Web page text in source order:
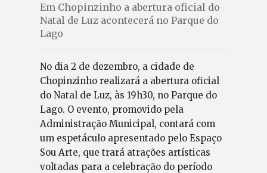
Em Chopinzinho a abertura oficial do
Natal de Luz acontecerá no Parque do
Lago
No dia 2 de dezembro, a cidade de
Chopinzinho realizará a abertura oficial
do Natal de Luz, às 19h30, no Parque do
Lago. O evento, promovido pela
Administração Municipal, contará com
um espetáculo apresentado pelo Espaço
Sou Arte, que trará atrações artísticas
voltadas para a celebração do período